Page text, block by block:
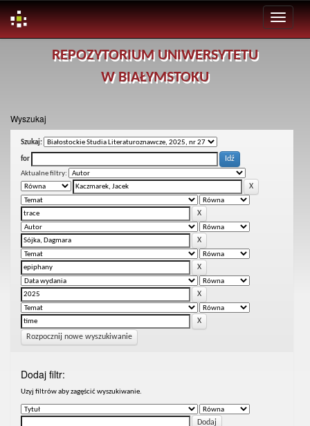
REPOZYTORIUM UNIWERSYTETU
W BIAŁYMSTOKU
Wyszukaj
Szukaj:
for
Aktualne filtry:
Rozpocznij nowe wyszukiwanie
Dodaj filtr:
Uzyj filtrów aby zagęścić wyszukiwanie.